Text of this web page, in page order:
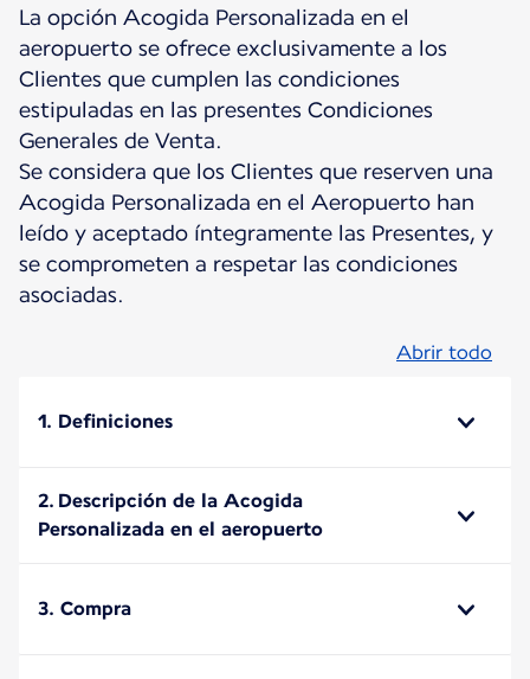
La opción Acogida Personalizada en el
aeropuerto se ofrece exclusivamente a los
Clientes que cumplen las condiciones
estipuladas en las presentes Condiciones
Generales de Venta.
Se considera que los Clientes que reserven una
Acogida Personalizada en el Aeropuerto han
leído y aceptado íntegramente las Presentes, y
se comprometen a respetar las condiciones
asociadas.
Abrir todo
1. Definiciones
2. Descripción de la Acogida
Personalizada en el aeropuerto
3. Compra